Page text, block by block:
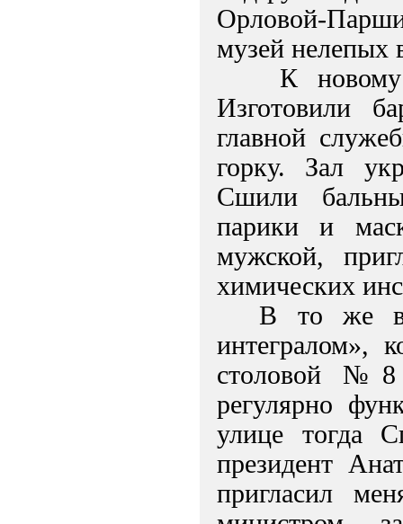
Орловой-
музей нелепых
К
Изготовили
главной
горку. Зал
Сшили
парики и
мужской,
химических
В то же
интегралом»,
столовой №8
регулярно
улице тогда
президент
пригласил